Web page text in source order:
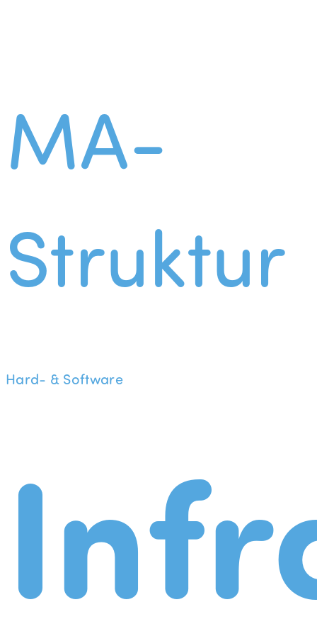
MA-
Struktur
Hard- & Software